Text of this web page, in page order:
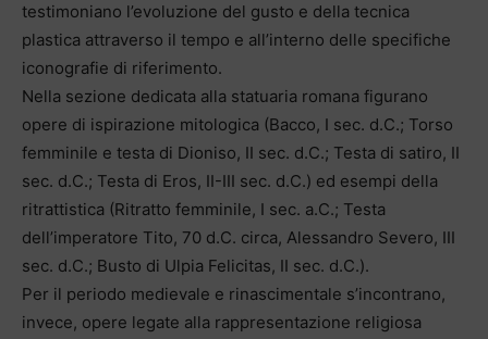
testimoniano l’evoluzione del gusto e della tecnica
plastica attraverso il tempo e all’interno delle specifiche
iconografie di riferimento.
Nella sezione dedicata alla statuaria romana figurano
opere di ispirazione mitologica (Bacco, I sec. d.C.; Torso
femminile e testa di Dioniso, II sec. d.C.; Testa di satiro, II
sec. d.C.; Testa di Eros, II-III sec. d.C.) ed esempi della
ritrattistica (Ritratto femminile, I sec. a.C.; Testa
dell’imperatore Tito, 70 d.C. circa, Alessandro Severo, III
sec. d.C.; Busto di Ulpia Felicitas, II sec. d.C.).
Per il periodo medievale e rinascimentale s’incontrano,
invece, opere legate alla rappresentazione religiosa